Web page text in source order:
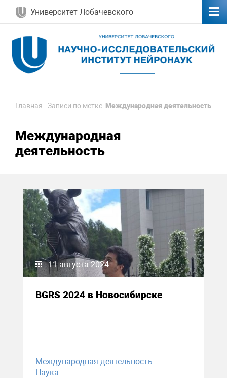
Университет Лобачевского
Главная -Записи по метке: Международная деятельность
Международная
деятельность
11 августа 2024
BGRS 2024 в Новосибирске
Международная деятельность
Наука